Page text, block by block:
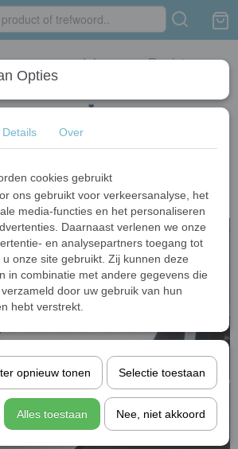
Inloggen Registreren
bad kranen › Watervalkraan type Alba
Opties
Details Over
cookies gebruikt
ons gebruikt voor verkeersanalyse, het
media-functies en het personaliseren
Daarnaast verlenen we onze
en analysepartners toegang tot
onze site gebruikt. Zij kunnen deze
in combinatie met andere gegevens die
door uw gebruik van hun
hebt verstrekt.
opnieuw tonen Selectie toestaan
Alles toestaan Nee, niet akkoord